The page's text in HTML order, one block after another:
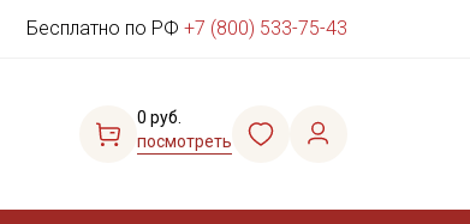
Бесплатно по РФ +7 (800) 533-75-43
0 руб.
посмотреть